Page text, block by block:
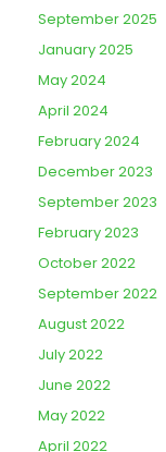
September 2025
January 2025
May 2024
April 2024
February 2024
December 2023
September 2023
February 2023
October 2022
September 2022
August 2022
July 2022
June 2022
May 2022
April 2022